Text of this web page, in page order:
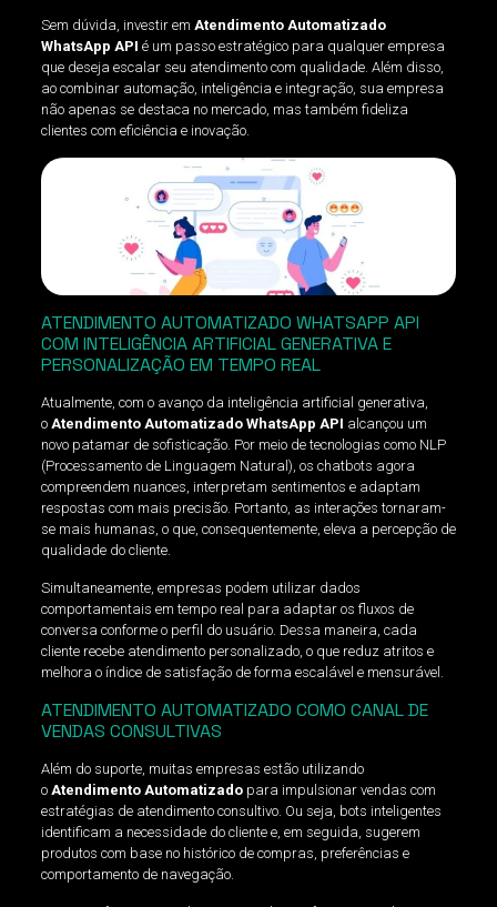
Sem dúvida, investir em Atendimento Automatizado
WhatsApp API é um passo estratégico para qualquer empresa
que deseja escalar seu atendimento com qualidade. Além disso,
ao combinar automação, inteligência e integração, sua empresa
não apenas se destaca no mercado, mas também fideliza
clientes com eficiência e inovação.
ATENDIMENTO AUTOMATIZADO WHATSAPP API
COM INTELIGÊNCIA ARTIFICIAL GENERATIVA E
PERSONALIZAÇÃO EM TEMPO REAL
Atualmente, com o avanço da inteligência artificial generativa,
o Atendimento Automatizado WhatsApp API alcançou um
novo patamar de sofisticação. Por meio de tecnologias como NLP
(Processamento de Linguagem Natural), os chatbots agora
compreendem nuances, interpretam sentimentos e adaptam
respostas com mais precisão. Portanto, as interações tornaram-
se mais humanas, o que, consequentemente, eleva a percepção de
qualidade do cliente.
Simultaneamente, empresas podem utilizar dados
comportamentais em tempo real para adaptar os fluxos de
conversa conforme o perfil do usuário. Dessa maneira, cada
cliente recebe atendimento personalizado, o que reduz atritos e
melhora o índice de satisfação de forma escalável e mensurável.
ATENDIMENTO AUTOMATIZADO COMO CANAL DE
VENDAS CONSULTIVAS
Além do suporte, muitas empresas estão utilizando
o Atendimento Automatizadopara impulsionar vendas com
estratégias de atendimento consultivo. Ou seja, bots inteligentes
identificam a necessidade do cliente e, em seguida, sugerem
produtos com base no histórico de compras, preferências e
comportamento de navegação.